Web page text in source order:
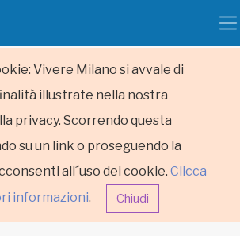
Vivere Milano si avvale di
illustrate nella nostra
privacy. Scorrendo questa
su un link o proseguendo la
all´uso dei cookie. Clicca
informazioni. Chiudi